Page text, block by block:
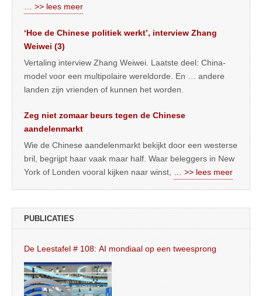
… >> lees meer
‘Hoe de Chinese politiek werkt’, interview Zhang
Weiwei (3)
Vertaling interview Zhang Weiwei. Laatste deel: China-
model voor een multipolaire wereldorde. En … andere
landen zijn vrienden of kunnen het worden.
Zeg niet zomaar beurs tegen de Chinese
aandelenmarkt
Wie de Chinese aandelenmarkt bekijkt door een westerse
bril, begrijpt haar vaak maar half. Waar beleggers in New
York of Londen vooral kijken naar winst,
… >> lees meer
PUBLICATIES
De Leestafel # 108: AI mondiaal op een tweesprong